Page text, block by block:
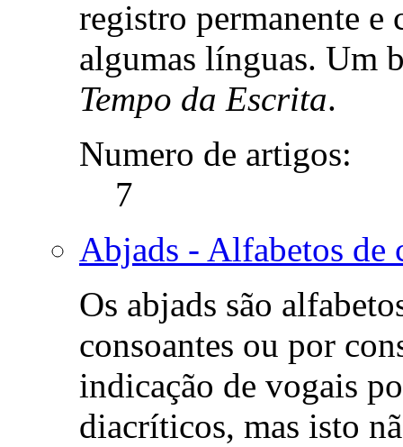
registro permanente e
algumas línguas. Um
Tempo da Escrita.
Numero de artigos:
7
Abjads - Alfabetos de
Os abjads são
consoantes ou por
indicação de vogais
diacríticos, mas isto